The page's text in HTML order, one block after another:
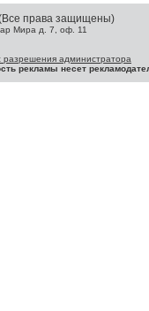
права защищены)
Мира д. 7, оф. 11
разрешения администратора
рекламы несет